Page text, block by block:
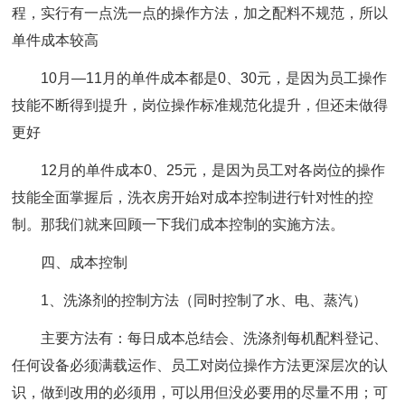
程，实行有一点洗一点的操作方法，加之配料不规范，所以
单件成本较高
10月—11月的单件成本都是0、30元，是因为员工操作
技能不断得到提升，岗位操作标准规范化提升，但还未做得
更好
12月的单件成本0、25元，是因为员工对各岗位的操作
技能全面掌握后，洗衣房开始对成本控制进行针对性的控
制。那我们就来回顾一下我们成本控制的实施方法。
四、成本控制
1、洗涤剂的控制方法（同时控制了水、电、蒸汽）
主要方法有：每日成本总结会、洗涤剂每机配料登记、
任何设备必须满载运作、员工对岗位操作方法更深层次的认
识，做到改用的必须用，可以用但没必要用的尽量不用；可